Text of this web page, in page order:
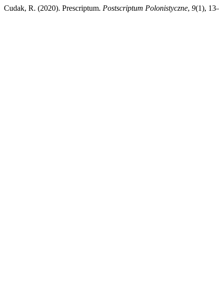
Cudak, R. (2020). Prescriptum. Postscriptum Polonistyczne, 9(1),